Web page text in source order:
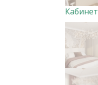
Кабинет